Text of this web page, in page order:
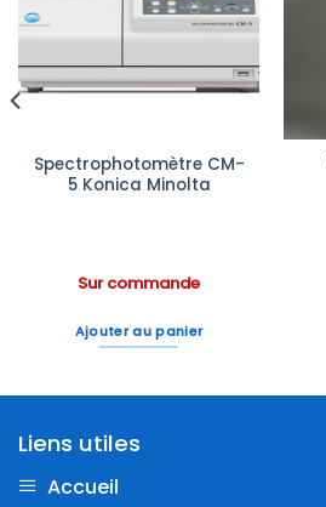
Ajouter
à la liste
Spectrophotomètre CM-
5 Konica Minolta
Sur commande
Ajouter au panier
Liens utiles
Accueil